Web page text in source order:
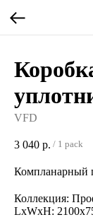
VFD
3 040 р. / 1 pack
Компланарный
Коллекция:
LxWxH: